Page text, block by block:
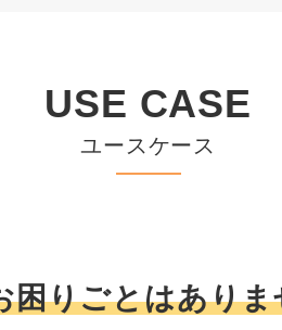
USE CASE
ユースケース
困りごとはありま